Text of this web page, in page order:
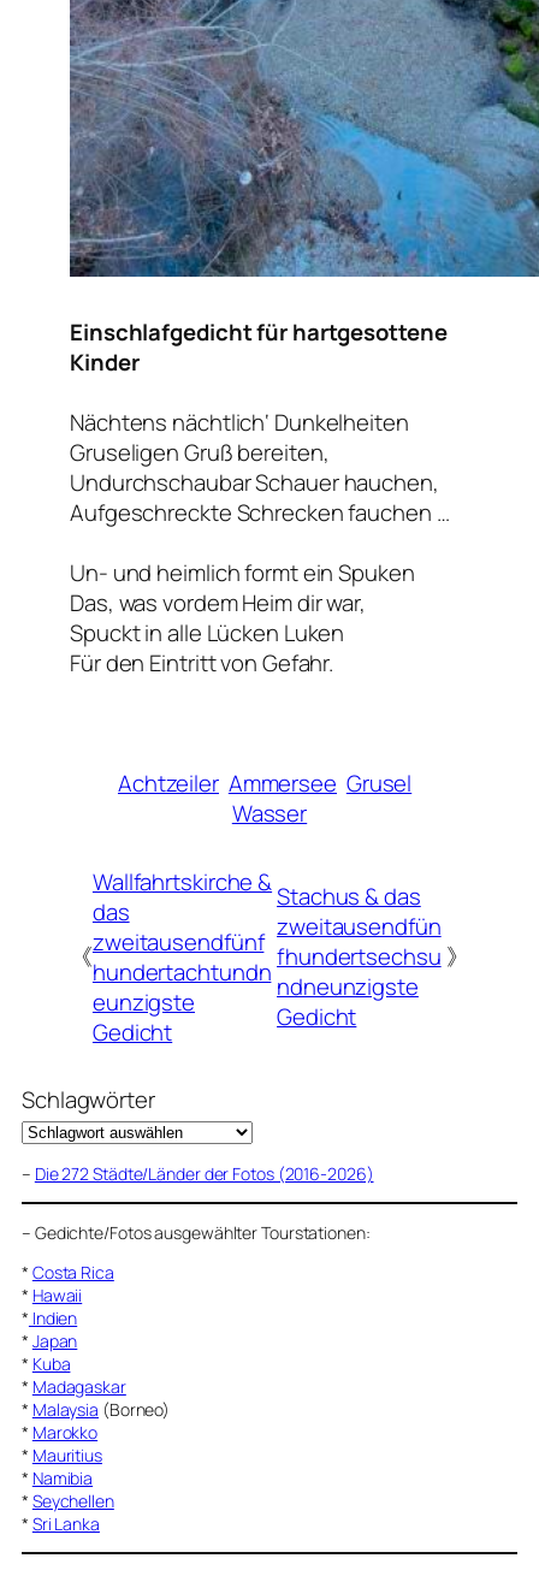
Einschlafgedicht für hartgesottene
Kinder
Nächtens nächtlich‘ Dunkelheiten
Gruseligen Gruß bereiten,
Undurchschaubar Schauer hauchen,
Aufgeschreckte Schrecken fauchen …
Un- und heimlich formt ein Spuken
Das, was vordem Heim dir war,
Spuckt in alle Lücken Luken
Für den Eintritt von Gefahr.
Achtzeiler Ammersee Grusel
Wasser
《
Wallfahrtskirche &
das
zweitausendfünf
hundertachtundn
eunzigste
Gedicht
Stachus & das
zweitausendfün
fhundertsechsu
ndneunzigste
Gedicht
》
Schlagwörter
– Die 272 Städte/Länder der Fotos (2016-2026)
– Gedichte/Fotos ausgewählter Tourstationen:
* Costa Rica
* Hawaii
* Indien
* Japan
* Kuba
* Madagaskar
* Malaysia (Borneo)
* Marokko
* Mauritius
* Namibia
* Seychellen
* Sri Lanka